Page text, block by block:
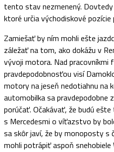
tento stav nezmenený.
ktoré určia východiskové
Zamiešať by ním mohli ešte
záležať na tom, ako dokážu v
vývoji motora. Nad pracovníkmi
pravdepodobnosťou visí
motory na jeseň nedotiahnu na
automobilka sa pravdepodobne
porúčať. Očakávať, že budú
s Mercedesmi o víťazstvo by
sa skôr javí, že by monoposty s
mohli potrápiť aspoň snehobiele